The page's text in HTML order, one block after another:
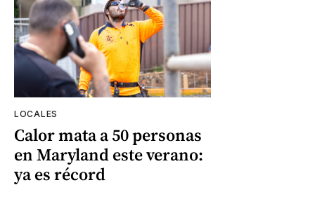
LOCALES
Calor mata a 50 personas
en Maryland este verano:
ya es récord